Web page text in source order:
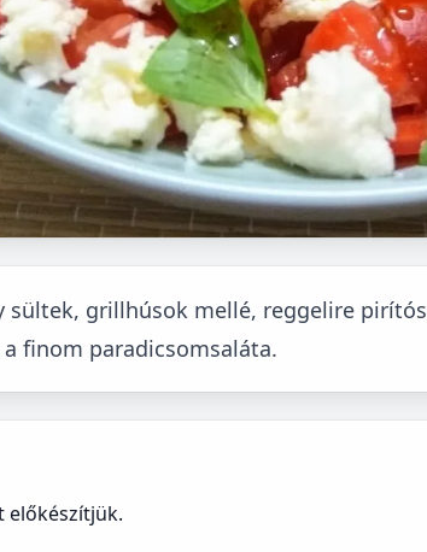
sültek, grillhúsok mellé, reggelire
finom paradicsomsaláta.
előkészítjük.